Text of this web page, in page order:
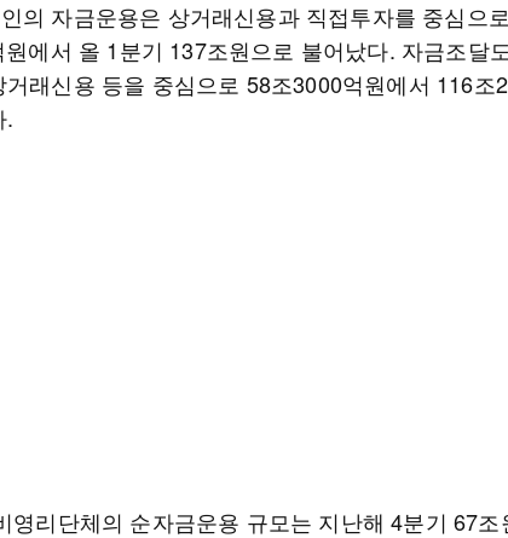
의 자금운용은 상거래신용과 직접투자를 중심으
원에서 올 1분기 137조원으로 불어났다. 자금조달
거래신용 등을 중심으로 58조3000억원에서 116조
.
영리단체의 순자금운용 규모는 지난해 4분기 67조